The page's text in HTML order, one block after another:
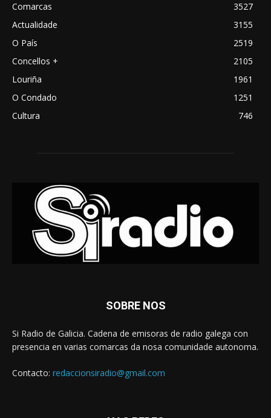
Comarcas
3527
Actualidade
3155
O País
2519
Concellos +
2105
Louriña
1961
O Condado
1251
Cultura
746
SOBRE NOS
Si Radio de Galicia. Cadena de emisoras de radio galega con
presencia en varias comarcas da nosa comunidade autonoma.
Contacto: redaccionsiradio@gmail.com